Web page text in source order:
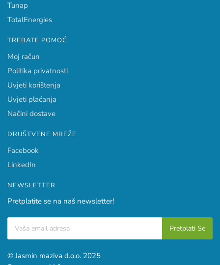
Tunap
TotalEnergies
TREBATE POMOĆ
Moj račun
Politika privatnosti
Uvjeti korištenja
Uvjeti plaćanja
Načini dostave
DRUŠTVENE MREŽE
Facebook
LinkedIn
NEWSLETTER
Pretplatite se na naš newsletter!
© Jasmin maziva d.o.o. 2025